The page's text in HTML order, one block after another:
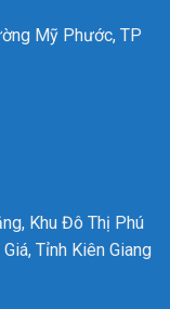
Mỹ Phước, TP
Khu Đô Thị Phú
Tỉnh Kiên Giang